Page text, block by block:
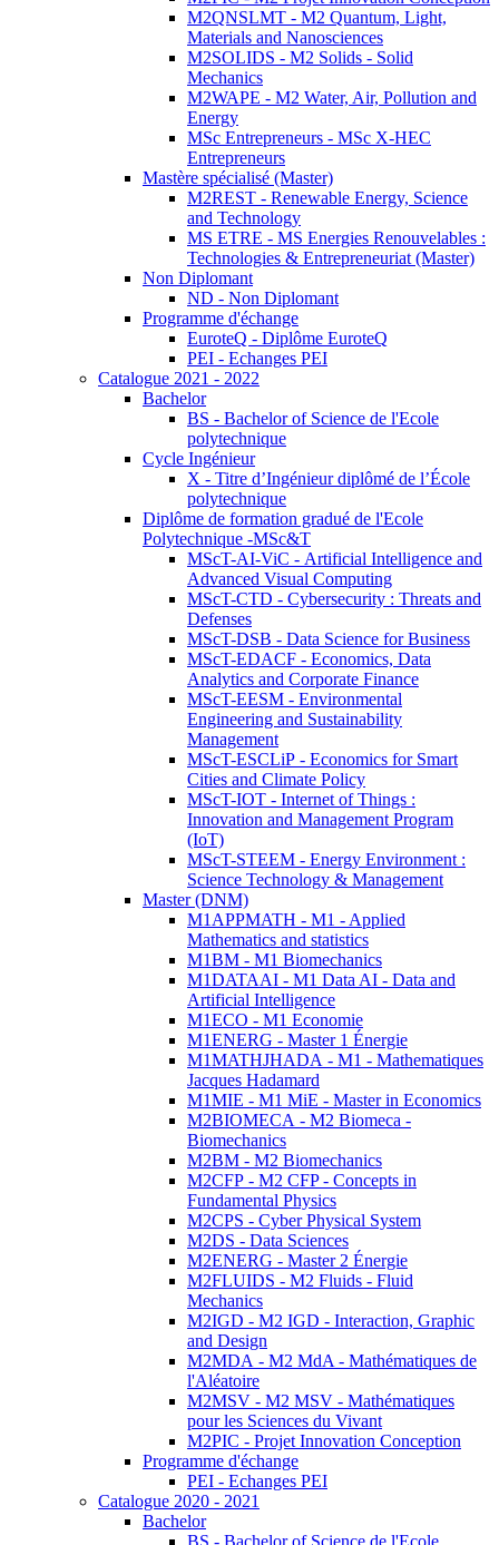
M2QNSLMT - M2 Quantum, Light,
Materials and Nanosciences
M2SOLIDS - M2 Solids - Solid
Mechanics
M2WAPE - M2 Water, Air, Pollution and
Energy
MSc Entrepreneurs - MSc X-HEC
Entrepreneurs
Mastère spécialisé (Master)
M2REST - Renewable Energy, Science
and Technology
MS ETRE - MS Energies Renouvelables :
Technologies & Entrepreneuriat (Master)
Non Diplomant
ND - Non Diplomant
Programme d'échange
EuroteQ - Diplôme EuroteQ
PEI - Echanges PEI
Catalogue 2021 - 2022
Bachelor
BS - Bachelor of Science de l'Ecole
polytechnique
Cycle Ingénieur
X - Titre d’Ingénieur diplômé de l’École
polytechnique
Diplôme de formation gradué de l'Ecole
Polytechnique -MSc&T
MScT-AI-ViC - Artificial Intelligence and
Advanced Visual Computing
MScT-CTD - Cybersecurity : Threats and
Defenses
MScT-DSB - Data Science for Business
MScT-EDACF - Economics, Data
Analytics and Corporate Finance
MScT-EESM - Environmental
Engineering and Sustainability
Management
MScT-ESCLiP - Economics for Smart
Cities and Climate Policy
MScT-IOT - Internet of Things :
Innovation and Management Program
(IoT)
MScT-STEEM - Energy Environment :
Science Technology & Management
Master (DNM)
M1APPMATH - M1 - Applied
Mathematics and statistics
M1BM - M1 Biomechanics
M1DATAAI - M1 Data AI - Data and
Artificial Intelligence
M1ECO - M1 Economie
M1ENERG - Master 1 Énergie
M1MATHJHADA - M1 - Mathematiques
Jacques Hadamard
M1MIE - M1 MiE - Master in Economics
M2BIOMECA - M2 Biomeca -
Biomechanics
M2BM - M2 Biomechanics
M2CFP - M2 CFP - Concepts in
Fundamental Physics
M2CPS - Cyber Physical System
M2DS - Data Sciences
M2ENERG - Master 2 Énergie
M2FLUIDS - M2 Fluids - Fluid
Mechanics
M2IGD - M2 IGD - Interaction, Graphic
and Design
M2MDA - M2 MdA - Mathématiques de
l'Aléatoire
M2MSV - M2 MSV - Mathématiques
pour les Sciences du Vivant
M2PIC - Projet Innovation Conception
Programme d'échange
PEI - Echanges PEI
Catalogue 2020 - 2021
Bachelor
BS - Bachelor of Science de l'Ecole